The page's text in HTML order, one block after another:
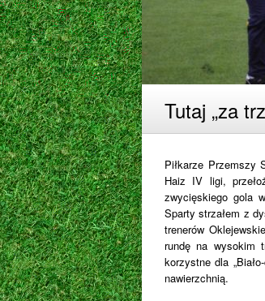
Tutaj „za
Piłkarze Przemszy
Haiz IV ligi,
zwycięskiego gola
Sparty strzałem z
trenerów
rundę na wysokim
korzystne dla
nawierzchnią.